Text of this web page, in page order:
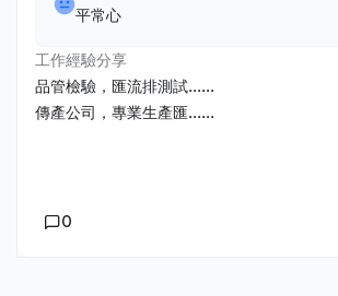
平常心
工作經驗分享
品管檢驗，匯流排測試......
傳產公司，專業生產匯......
0